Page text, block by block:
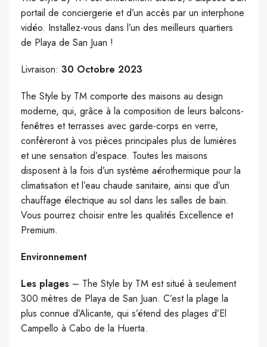
portail de conciergerie et d’un accès par un interphone
vidéo. Installez-vous dans l’un des meilleurs quartiers
de Playa de San Juan !
Livraison: 30 Octobre 2023
The Style by TM comporte des maisons au design
moderne, qui, grâce à la composition de leurs balcons-
fenêtres et terrasses avec garde-corps en verre,
confèreront à vos pièces principales plus de lumières
et une sensation d’espace. Toutes les maisons
disposent à la fois d’un système aérothermique pour la
climatisation et l’eau chaude sanitaire, ainsi que d’un
chauffage électrique au sol dans les salles de bain.
Vous pourrez choisir entre les qualités Excellence et
Premium.
Environnement
Les plages – The Style by TM est situé à seulement
300 mètres de Playa de San Juan. C’est la plage la
plus connue d’Alicante, qui s’étend des plages d’El
Campello à Cabo de la Huerta.